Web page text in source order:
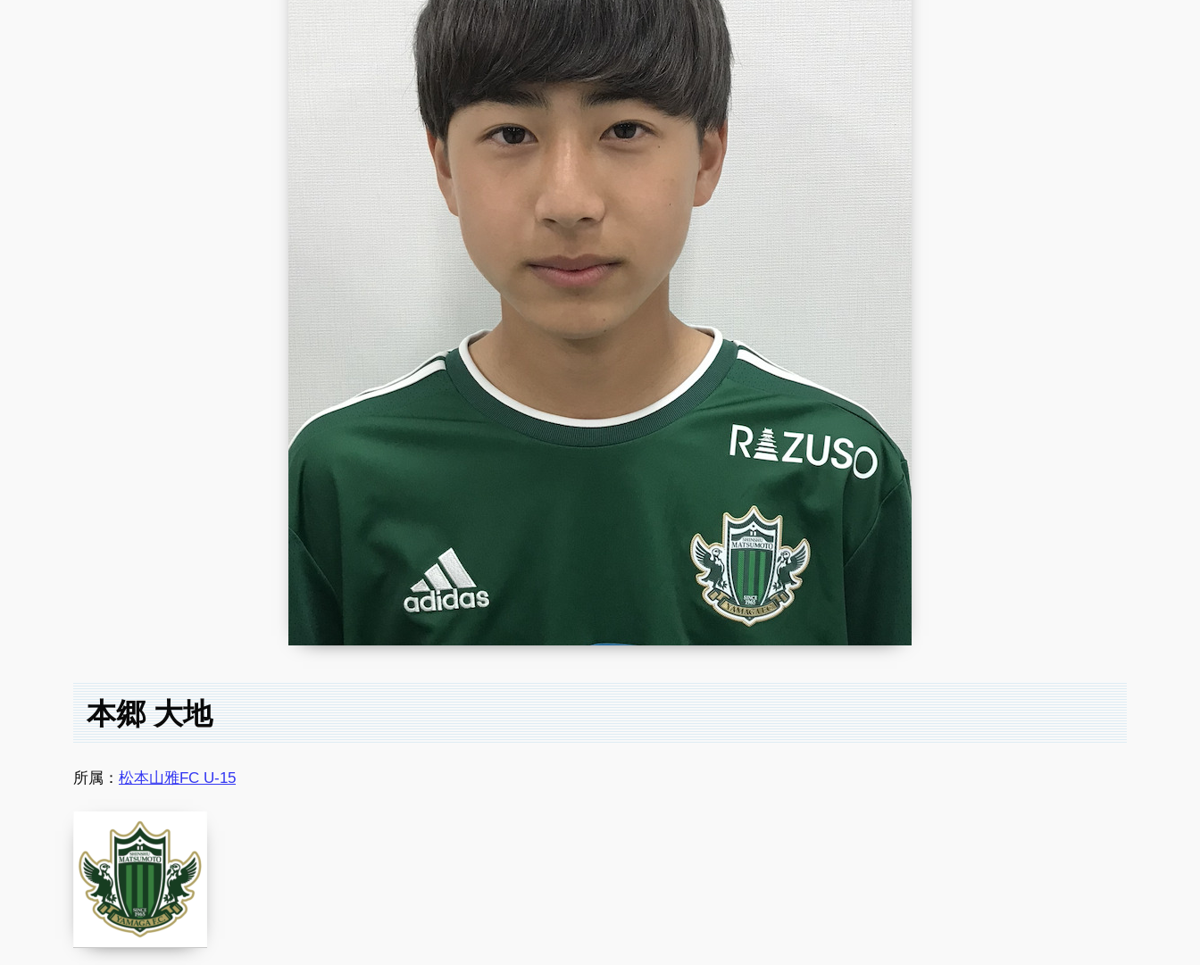
本郷 大地
所属： 松本山雅FC U-15